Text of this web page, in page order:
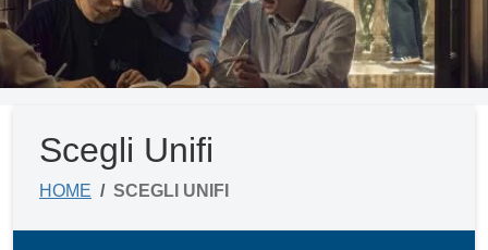
Scegli Unifi
HOME SCEGLI UNIFI